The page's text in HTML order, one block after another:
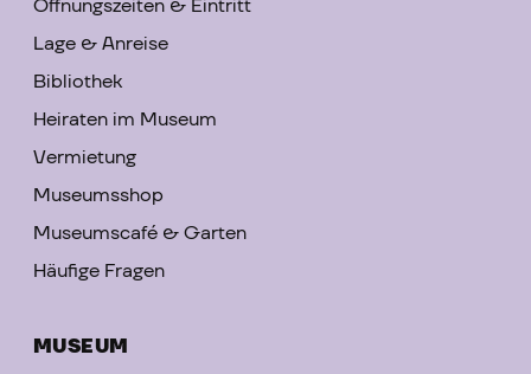
Öffnungszeiten & Eintritt
Lage & Anreise
Bibliothek
Heiraten im Museum
Vermietung
Museumsshop
Museumscafé & Garten
Häufige Fragen
MUSEUM